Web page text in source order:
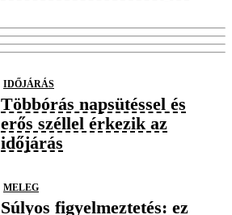
IDŐJÁRÁS
Többórás napsütéssel és
erős széllel érkezik az
időjárás
MELEG
Súlyos figyelmeztetés: ez